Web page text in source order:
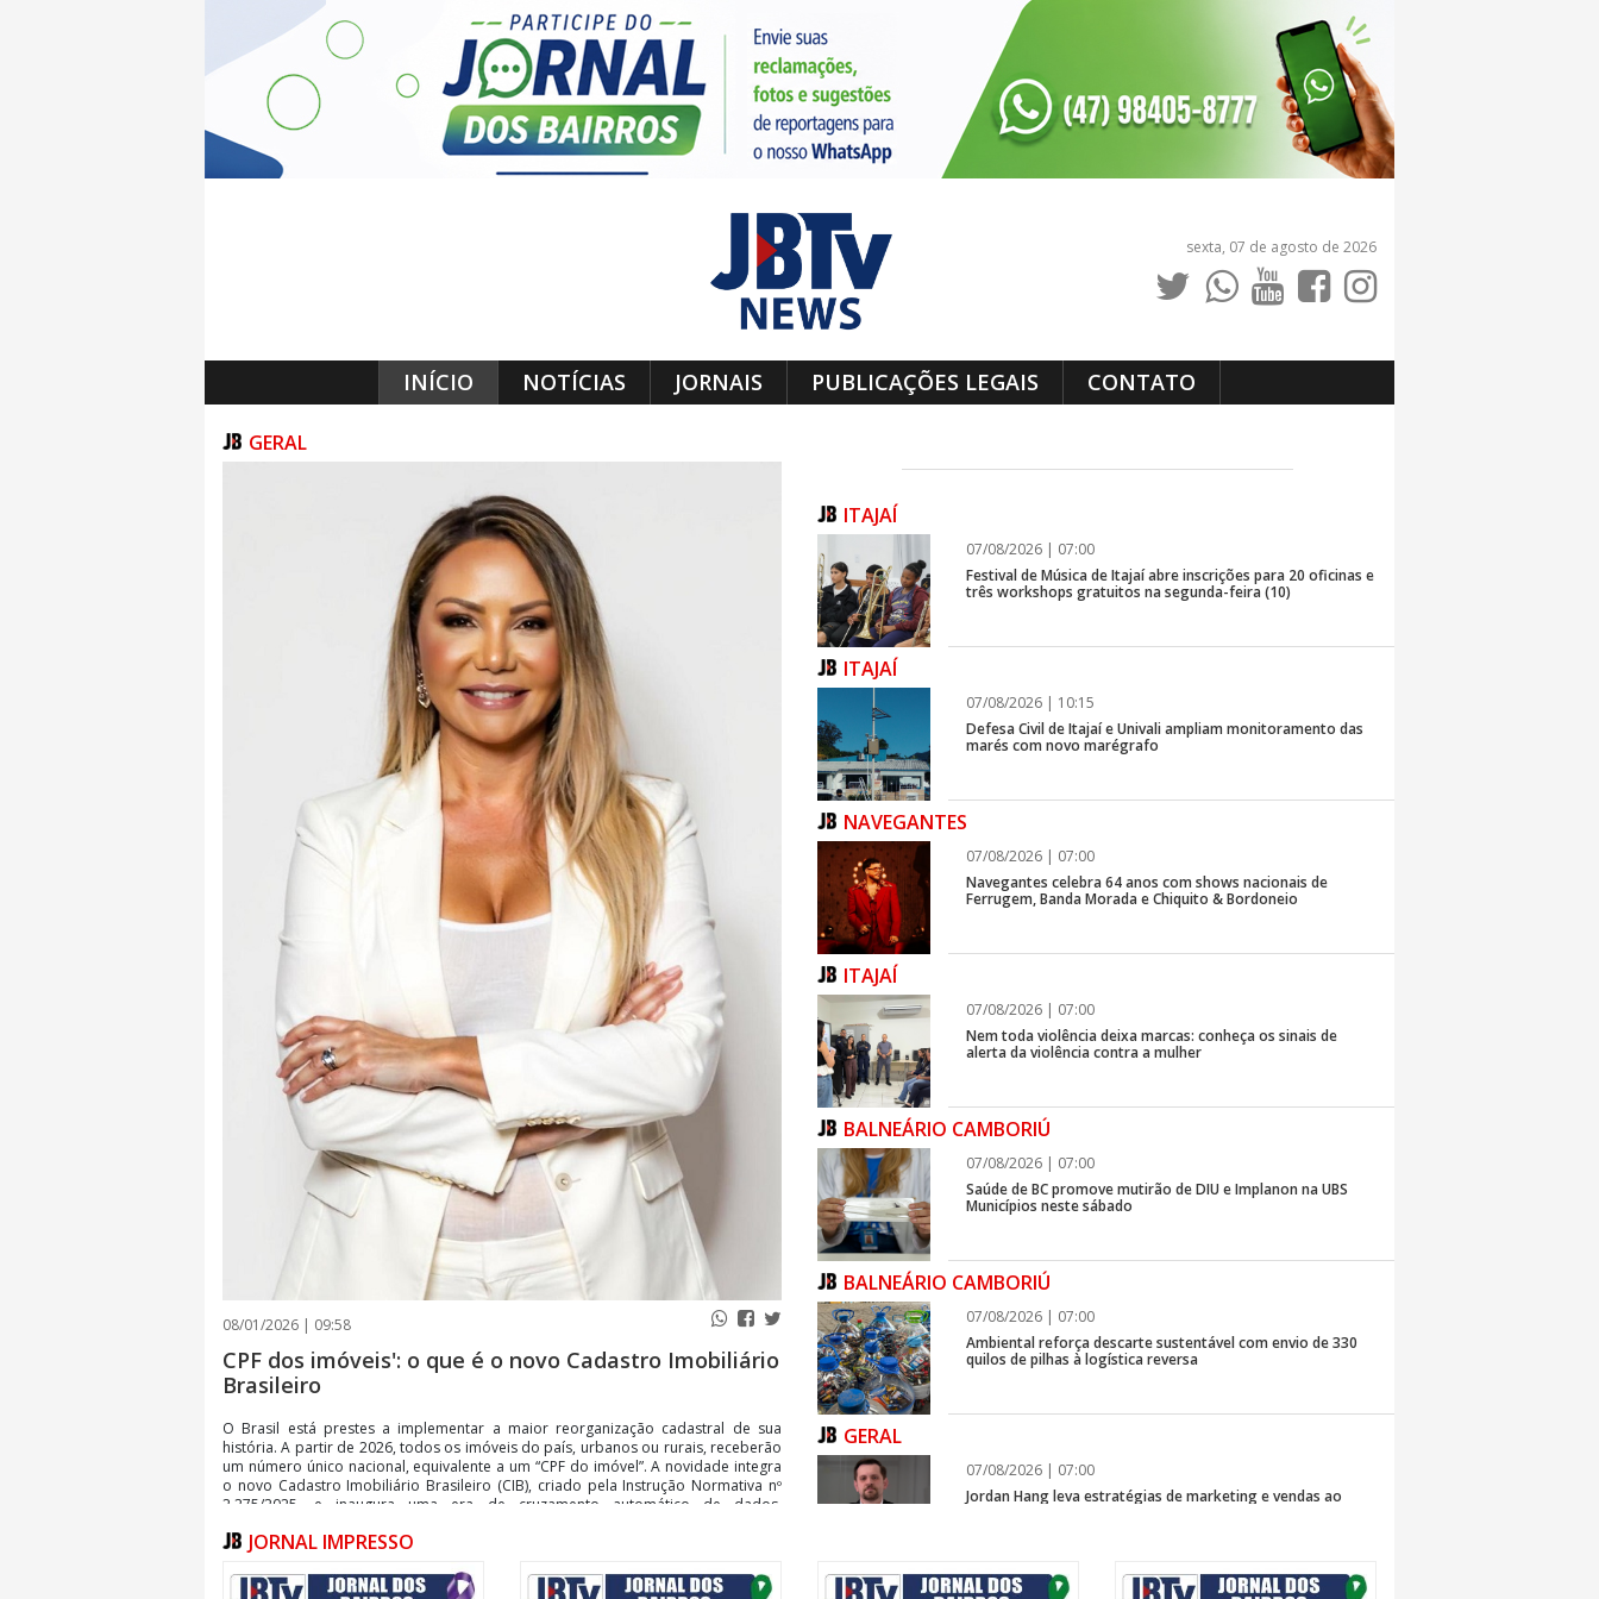
sexta, 07 de agosto de 2026
INÍCIO NOTÍCIAS JORNAIS PUBLICAÇÕES LEGAIS CONTATO
GERAL
08/01/2026 | 09:58
CPF dos imóveis': o que é o novo Cadastro Imobiliário
Brasileiro
O Brasil está prestes a implementar a maior reorganização cadastral de sua
história. A partir de 2026, todos os imóveis do país, urbanos ou rurais, receberão
um número único nacional, equivalente a um “CPF do imóvel”. A novidade integra
o novo Cadastro Imobiliário Brasileiro (CIB), criado pela Instrução Normativa nº
2.275/2025, e inaugura uma era de cruzamento automático de dados,
como IPTU, ITBI e ITR.
O sistema imobiliário brasileiro sempre conviveu com uma realidade
ITAJAÍ
07/08/2026 | 07:00
Festival de Música de Itajaí abre inscrições para 20 oficinas e
três workshops gratuitos na segunda-feira (10)
ITAJAÍ
07/08/2026 | 10:15
Defesa Civil de Itajaí e Univali ampliam monitoramento das
marés com novo marégrafo
NAVEGANTES
07/08/2026 | 07:00
Navegantes celebra 64 anos com shows nacionais de
Ferrugem, Banda Morada e Chiquito & Bordoneio
ITAJAÍ
07/08/2026 | 07:00
Nem toda violência deixa marcas: conheça os sinais de
alerta da violência contra a mulher
BALNEÁRIO CAMBORIÚ
07/08/2026 | 07:00
Saúde de BC promove mutirão de DIU e Implanon na UBS
Municípios neste sábado
BALNEÁRIO CAMBORIÚ
07/08/2026 | 07:00
Ambiental reforça descarte sustentável com envio de 330
quilos de pilhas à logística reversa
GERAL
07/08/2026 | 07:00
Jordan Hang leva estratégias de marketing e vendas ao
ITAPEMA
JORNAL IMPRESSO